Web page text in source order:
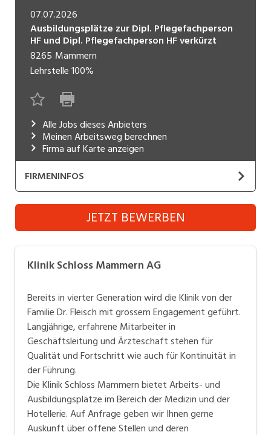
Führungsposition
Management / Kader
Gartenbau, Landwirtschaft, Forstwirtschaft
Gastronomie, Hotellerie, Tourismus,
Lebensmittel
Industrie, Maschinenbau, Anlagenbau,
Produktion
Informatik, Telekommunikation
Körperpflege, Wellness
Marketing, Kommunikation, Medien, Druck
Medizin, Gesundheitswesen, Pflege
Verkauf, Handel, Kundenberatung,
Aussendienst
Sicherheit, Rettung, Polizei, Zoll
07.07.2026
Ausbildungsplätze zur Dipl. Pflegefachperson
HF und Dipl. Pflegefachperson HF verkürzt
8265 Mammern
Lehrstelle100%
Alle Jobs dieses Anbieters
Meinen Arbeitsweg berechnen
Firma auf Karte anzeigen
FIRMENINFOS
Klinik Schloss Mammern AG
Website JETZT BEWERBEN
Klinik Schloss Mammern AG
Bereits in vierter Generation wird die Klinik von der
Familie Dr. Fleisch mit grossem Engagement geführt.
Langjährige, erfahrene Mitarbeiter in
Geschäftsleitung und Ärzteschaft stehen für
Qualität und Fortschritt wie auch für Kontinuität in
der Führung.
Die Klinik Schloss Mammern bietet Arbeits- und
Ausbildungsplätze im Bereich der Medizin und der
Hotellerie. Auf Anfrage geben wir Ihnen gerne
Auskunft über offene Stellen und deren